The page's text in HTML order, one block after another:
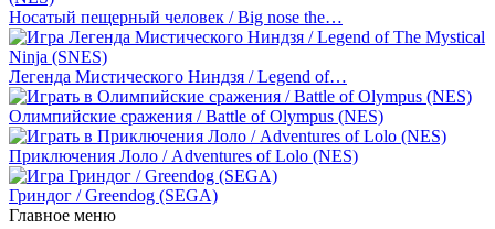
Носатый пещерный человек / Big nose the…
Легенда Мистического Ниндзя / Legend of…
Олимпийские сражения / Battle of Olympus (NES)
Приключения Лоло / Adventures of Lolo (NES)
Гриндог / Greendog (SEGA)
Главное меню